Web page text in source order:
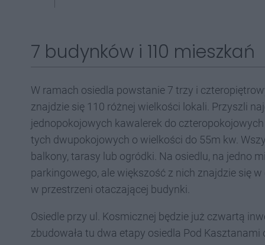
7 budynków i 110 mieszkań
W ramach osiedla powstanie 7 trzy i
znajdzie się 110 różnej wielkości lokali. Przyszli
jednopokojowych kawalerek do
tych dwupokojowych o wielkości do 55m kw.
balkony, tarasy lub ogródki. Na osiedlu, na jedno
parkingowego, ale większość z nich znajdzie się
w przestrzeni otaczającej budynki.
Osiedle przy ul. Kosmicznej będzie już czwartą
zbudowała tu dwa etapy osiedla Pod